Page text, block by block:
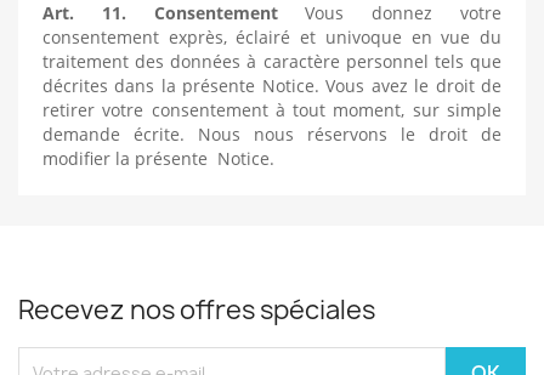
Art. 11. ConsentementVous donnez votre
consentement exprès, éclairé et univoque en vue du
traitement des données à caractère personnel tels que
décrites dans la présente Notice. Vous avez le droit de
retirer votre consentement à tout moment, sur simple
demande écrite. Nous nous réservons le droit de
modifier la présente Notice.
Recevez nos offres spéciales